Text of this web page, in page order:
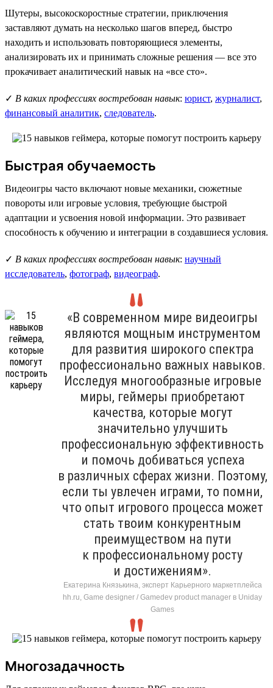
Шутеры, высокоскоростные стратегии, приключения
заставляют думать на несколько шагов вперед, быстро
находить и использовать повторяющиеся элементы,
анализировать их и принимать сложные решения — все это
прокачивает аналитический навык на «все сто».
✓ В каких профессиях востребован навык: юрист, журналист,
финансовый аналитик, следователь.
Быстрая обучаемость
Видеоигры часто включают новые механики, сюжетные
повороты или игровые условия, требующие быстрой
адаптации и усвоения новой информации. Это развивает
способность к обучению и интеграции в создавшиеся условия.
✓ В каких профессиях востребован навык: научный
исследователь, фотограф, видеограф.
«В современном мире видеоигры
являются мощным инструментом
для развития широкого спектра
профессионально важных навыков.
Исследуя многообразные игровые
миры, геймеры приобретают
качества, которые могут
значительно улучшить
профессиональную эффективность
и помочь добиваться успеха
в различных сферах жизни. Поэтому,
если ты увлечен играми, то помни,
что опыт игрового процесса может
стать твоим конкурентным
преимуществом на пути
к профессиональному росту
и достижениям».
Екатерина Князькина, эксперт Карьерного маркетплейса
hh.ru, Game designer / Gamedev product manager в Uniday
Games
Многозадачность